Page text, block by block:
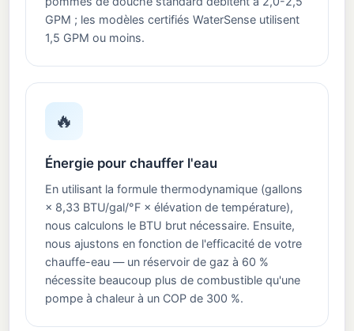
GPM ; les modèles certifiés WaterSense utilisent
1,5 GPM ou moins.
🔥
Énergie pour chauffer l'eau
En utilisant la formule thermodynamique (gallons
× 8,33 BTU/gal/°F × élévation de température),
nous calculons le BTU brut nécessaire. Ensuite,
nous ajustons en fonction de l'efficacité de votre
chauffe-eau — un réservoir de gaz à 60 %
nécessite beaucoup plus de combustible qu'une
pompe à chaleur à un COP de 300 %.